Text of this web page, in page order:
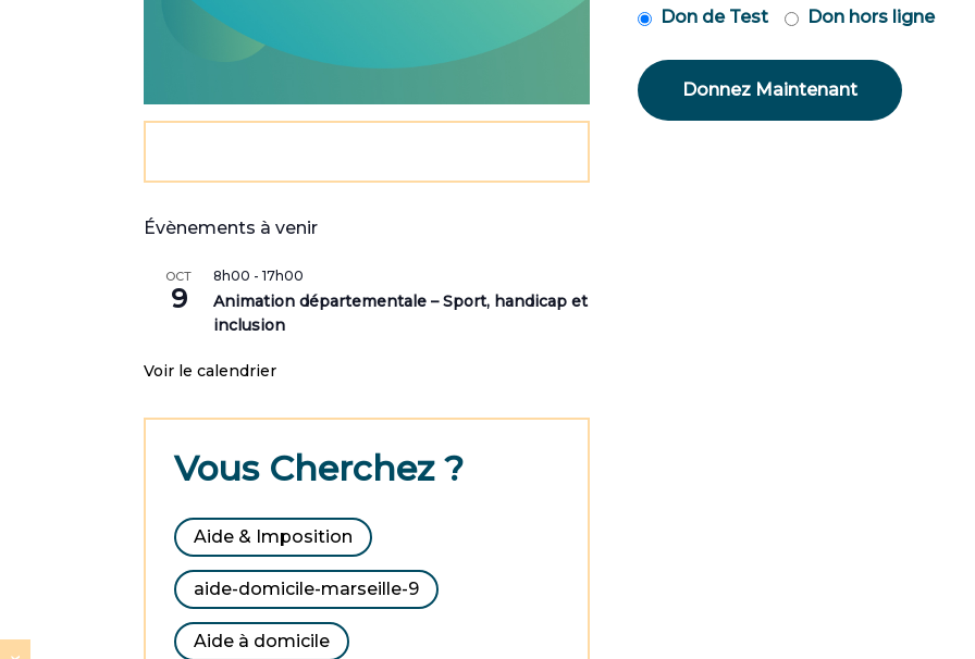
Évènements à venir
OCT
9
8h00 - 17h00
Animation départementale – Sport, handicap et
inclusion
Voir le calendrier
Vous Cherchez ?
Aide & Imposition
aide-domicile-marseille-9
Aide à domicile
Don de Test Don hors ligne